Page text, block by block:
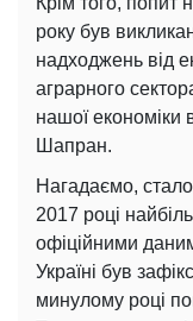
року був
надходжень від
аграрного
нашої економіки
Шапран.
Нагадаємо,
2017 році
офіційними
Україні був
минулому році